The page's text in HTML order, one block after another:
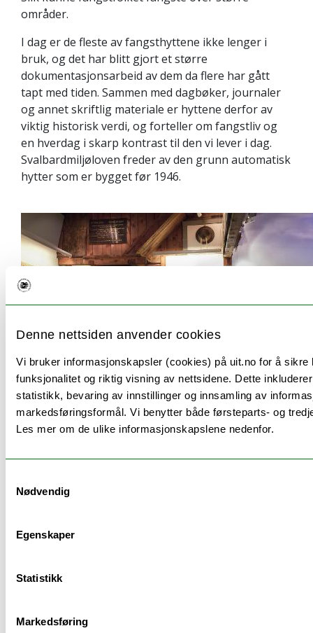
Denne nettsiden anvender cookies
Vi bruker informasjonskapsler (cookies) på uit.no for å sikre
funksjonalitet og riktig visning av nettsidene. Dette
statistikk, bevaring av innstillinger og innsamling av
markedsføringsformål. Vi benytter både førsteparts- og
Les mer om de ulike informasjonskapslene nedenfor.
Nødvendig
Egenskaper
Statistikk
Markedsføring
områder.
I dag er de fleste av fangsthyttene ikke lenger i
bruk, og det har blitt gjort et større
dokumentasjonsarbeid av dem da flere har gått
tapt med tiden. Sammen med dagbøker, journaler
og annet skriftlig materiale er hyttene derfor av
viktig historisk verdi, og forteller om fangstliv og
en hverdag i skarp kontrast til den vi lever i dag.
Svalbardmiljøloven freder av den grunn automatisk
hytter som er bygget før 1946.
Sist endret: 02.03.2023 12.13